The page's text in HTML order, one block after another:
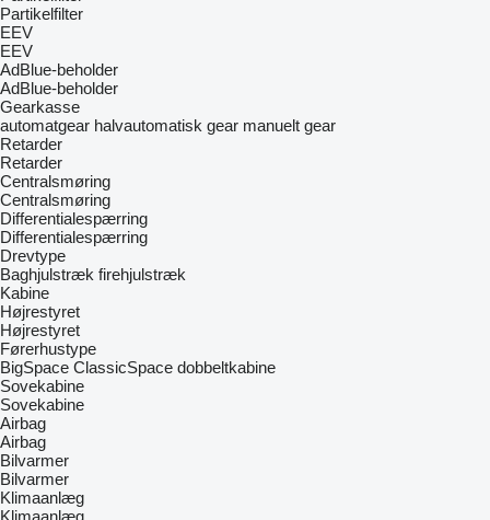
Partikelfilter
EEV
EEV
AdBlue-beholder
AdBlue-beholder
Gearkasse
automatgear halvautomatisk gear manuelt gear
Retarder
Retarder
Centralsmøring
Centralsmøring
Differentialespærring
Differentialespærring
Drevtype
Baghjulstræk firehjulstræk
Kabine
Højrestyret
Højrestyret
Førerhustype
BigSpace ClassicSpace dobbeltkabine
Sovekabine
Sovekabine
Airbag
Airbag
Bilvarmer
Bilvarmer
Klimaanlæg
Klimaanlæg